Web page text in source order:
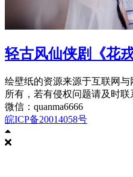
轻古风仙侠剧《花
绘壁纸的资源来源于互联网
所有，若有侵权问题请及时
微信：quanma6666
皖ICP备20014058号